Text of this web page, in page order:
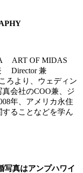
ART OF MIDAS
Director 兼
ろより、ウェディン
会社のCOO兼、ジ
年、アメリカ永住
ることなどを学ん
写真はアンプハワイ